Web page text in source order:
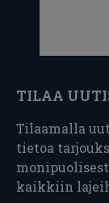
TILAA
Tilaamalla
tietoa
kaikkiin